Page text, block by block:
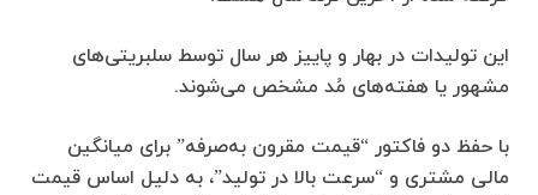
این تولیدات در بهار و پاییز هر سال توسط سلبریتی‌های
مشهور یا هفته‌های مُد مشخص می‌شوند.
با حفظ دو فاکتور “قیمت مقرون به‌صرفه” برای میانگین
مالی مشتری و “سرعت بالا در تولید”، به دلیل اساس قیمت